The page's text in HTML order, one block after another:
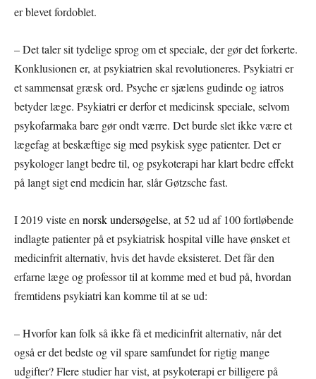
er blevet fordoblet.
– Det taler sit tydelige sprog om et speciale, der gør det forkerte.
Konklusionen er, at psykiatrien skal revolutioneres. Psykiatri er
et sammensat græsk ord. Psyche er sjælens gudinde og iatros
betyder læge. Psykiatri er derfor et medicinsk speciale, selvom
psykofarmaka bare gør ondt værre. Det burde slet ikke være et
lægefag at beskæftige sig med psykisk syge patienter. Det er
psykologer langt bedre til, og psykoterapi har klart bedre effekt
på langt sigt end medicin har, slår Gøtzsche fast.
I 2019 viste en norsk undersøgelse, at 52 ud af 100 fortløbende
indlagte patienter på et psykiatrisk hospital ville have ønsket et
medicinfrit alternativ, hvis det havde eksisteret. Det får den
erfarne læge og professor til at komme med et bud på, hvordan
fremtidens psykiatri kan komme til at se ud:
– Hvorfor kan folk så ikke få et medicinfrit alternativ, når det
også er det bedste og vil spare samfundet for rigtig mange
udgifter? Flere studier har vist, at psykoterapi er billigere på